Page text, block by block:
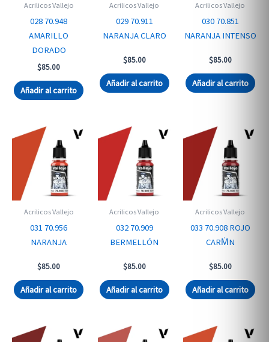
Acrilicos Vallejo
028 70.948
AMARILLO
DORADO
$85.00
Añadir al carrito
Acrilicos Vallejo
029 70.911
NARANJA CLARO
$85.00
Añadir al carrito
Acrilicos Vallejo
030 70.851
NARANJA INTENSO
$85.00
Añadir al carrito
Acrilicos Vallejo
031 70.956
NARANJA
$85.00
Añadir al carrito
Acrilicos Vallejo
032 70.909
BERMELLÓN
$85.00
Añadir al carrito
Acrilicos Vallejo
033 70.908 ROJO
CARM̍N
$85.00
Añadir al carrito